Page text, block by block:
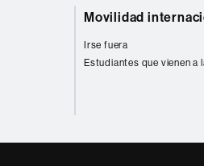
Movilidad
Irse fuera
Estudiantes que vienen a